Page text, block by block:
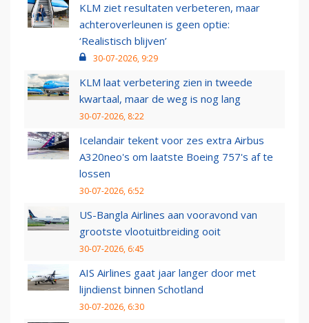
KLM ziet resultaten verbeteren, maar
achteroverleunen is geen optie:
‘Realistisch blijven’
30-07-2026, 9:29
KLM laat verbetering zien in tweede
kwartaal, maar de weg is nog lang
30-07-2026, 8:22
Icelandair tekent voor zes extra Airbus
A320neo's om laatste Boeing 757's af te
lossen
30-07-2026, 6:52
US-Bangla Airlines aan vooravond van
grootste vlootuitbreiding ooit
30-07-2026, 6:45
AIS Airlines gaat jaar langer door met
lijndienst binnen Schotland
30-07-2026, 6:30